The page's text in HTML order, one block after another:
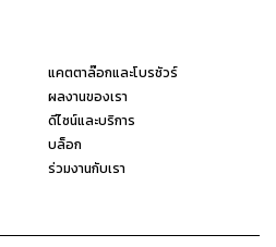
แคตตาล๊อกและโบรชัวร์
ผลงานของเรา
ดีไซน์และบริการ
บล็อก
ร่วมงานกับเรา